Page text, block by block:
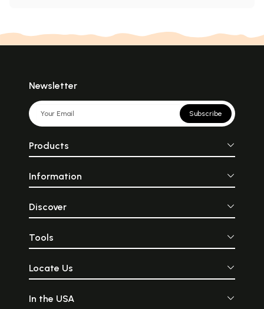
Newsletter
Subscribe
Products
Information
Discover
Tools
Locate Us
In the USA